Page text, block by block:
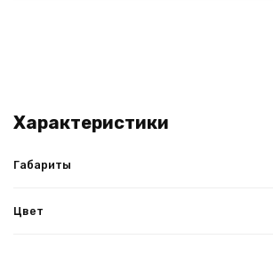
Характеристики
Габариты
Цвет